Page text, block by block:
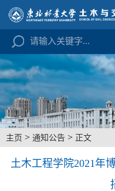
主页 > 通知公告 > 正文
土木工程学院2021年